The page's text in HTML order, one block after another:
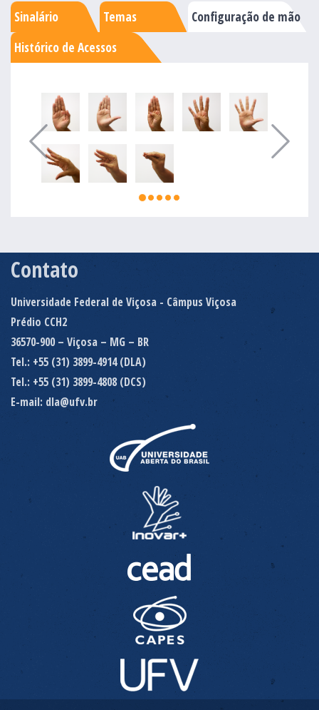
Sinalário Temas
Configuração de mão
Histórico de Acessos
Contato
Universidade Federal de Viçosa - Câmpus Viçosa
Prédio CCH2
36570-900 – Viçosa – MG – BR
Tel.: +55 (31) 3899-4914 (DLA)
Tel.: +55 (31) 3899-4808 (DCS)
E-mail: dla@ufv.br